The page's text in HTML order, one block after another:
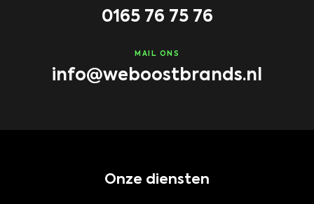
0165 76 75 76
MAIL ONS
info@weboostbrands.nl
Onze diensten